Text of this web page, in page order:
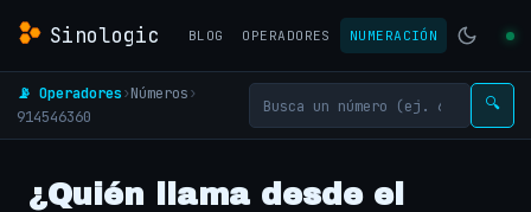
Sinologic BLOG OPERADORES NUMERACIÓN
📡 Operadores›Números›
914546360
🔍
¿Quién llama desde el